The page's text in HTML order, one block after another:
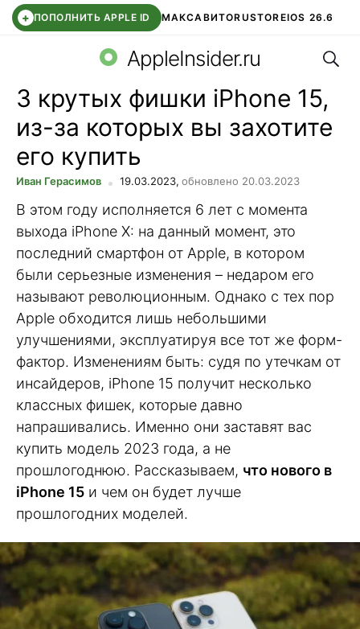
+ ПОПОЛНИТЬ APPLE ID МАКСАВИТОRUSTOREIOS 26.6
СБЕР КИДС ВТБ ОНЛАЙН ЧАТ В ROBLOX
AppleInsider.ru
3 крутых фишки iPhone 15,
из-за которых вы захотите
его купить
Иван Герасимов 19.03.2023, обновлено 20.03.2023
В этом году исполняется 6 лет с момента
выхода iPhone X: на данный момент, это
последний смартфон от Apple, в котором
были серьезные изменения – недаром его
называют революционным. Однако с тех пор
Apple обходится лишь небольшими
улучшениями, эксплуатируя все тот же форм-
фактор. Изменениям быть: судя по утечкам от
инсайдеров, iPhone 15 получит несколько
классных фишек, которые давно
напрашивались. Именно они заставят вас
купить модель 2023 года, а не
прошлогоднюю. Рассказываем, что нового в
iPhone 15 и чем он будет лучше
прошлогодних моделей.